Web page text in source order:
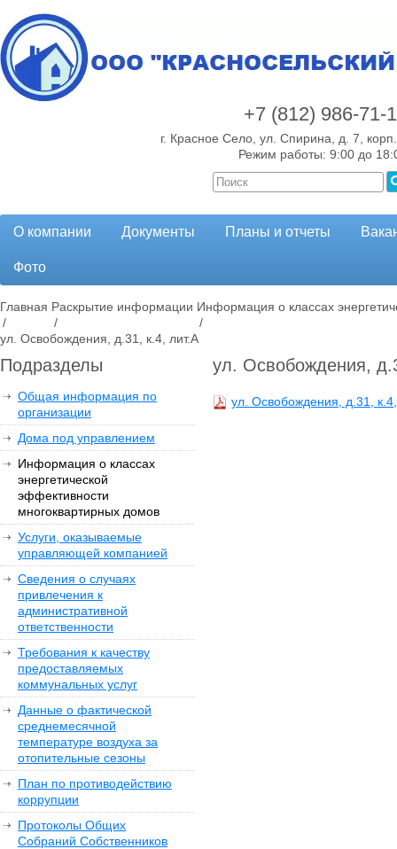
+7 (812) 986-71-
г. Красное Село, ул. Спирина, д. 7,
Режим работы: 9:00 до
О компании Документы Планы и отчеты
Фото
Главная
/
Раскрытие информации
/
Информация о классах
/
ул. Освобождения, д.31, к.4, лит.А
Подразделы
Общая информация по
организации
Дома под управлением
Информация о классах
энергетической
эффективности
многоквартирных домов
Услуги, оказываемые
управляющей компанией
Сведения о случаях
привлечения к
административной
ответственности
Требования к качеству
предоставляемых
коммунальных услуг
Данные о фактической
среднемесячной
температуре воздуха за
отопительные сезоны
План по противодействию
коррупции
Протоколы Общих
Собраний Собственников
ул. Освобождения,
ул. Освобождения, д.31,